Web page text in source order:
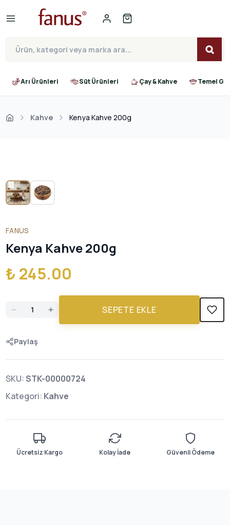
Arı Ürünleri Süt Ürünleri Çay & Kahve Temel
Kahve Kenya Kahve 200g
FANUS
Kenya Kahve 200g
₺ 245.00
SEPETE EKLE
Paylaş
SKU:STK-00000724
Kategori: Kahve
Ücretsiz Kargo Kolay İade Güvenli Ödeme